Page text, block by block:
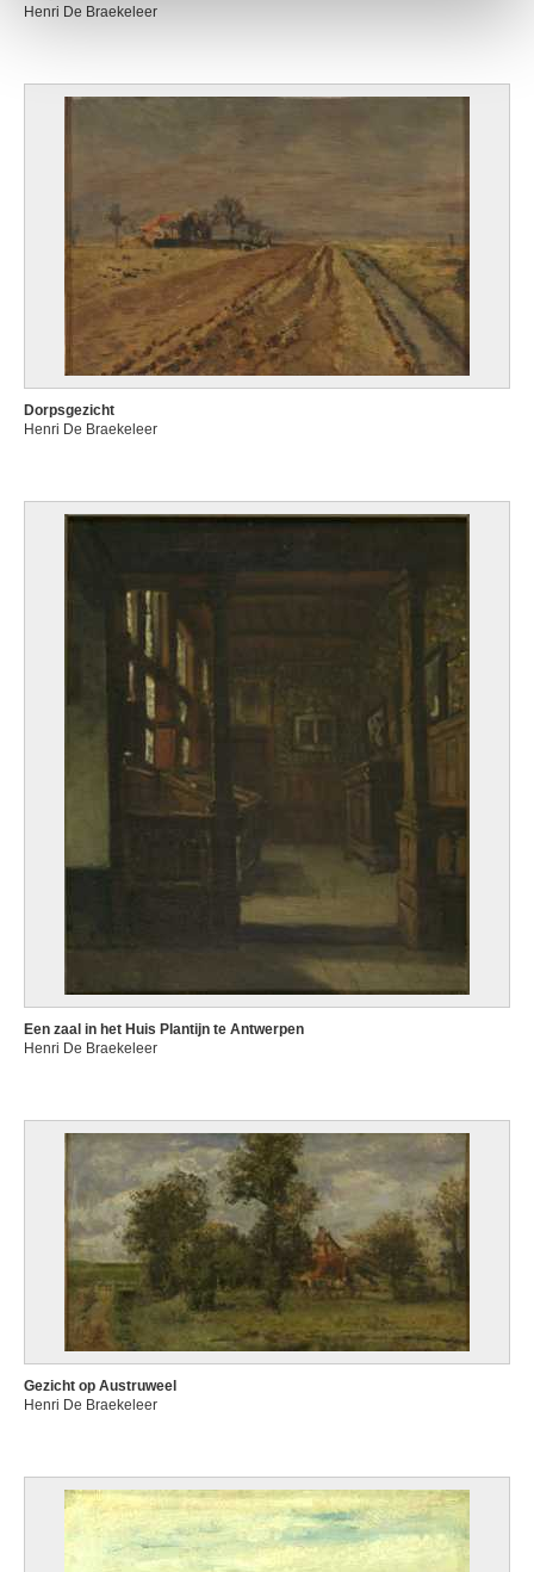
Henri De Braekeleer
Dorpsgezicht
Henri De Braekeleer
Een zaal in het Huis Plantijn te Antwerpen
Henri De Braekeleer
Gezicht op Austruweel
Henri De Braekeleer